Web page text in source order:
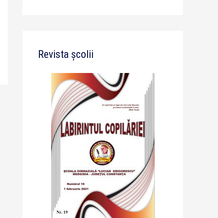
Revista școlii